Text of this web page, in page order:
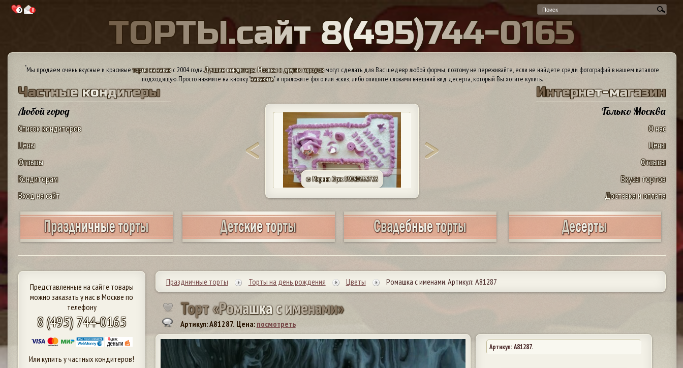
0 0
ТОРТЫ.сайт 8(495)744-0165
*Мы продаем очень вкусные и красивыеторты на заказс 2004 года.Лучшие кондитеры Москвы и других городовмогут сделать для Вас шедевр любой формы, поэтому не переживайте, если не найдете среди фотографий в нашем каталоге
подходящую. Просто нажмите на кнопку "заказать" и приложите фото или эскиз, либо опишите словами внешний вид десерта, который Вы хотите купить.
Частные кондитеры
Любой город
Список кондитеров
Цены
Отзывы
Кондитерам
Вход на сайт
Интернет-магазин
Только Москва
О нас
Цены
Отзывы
Вкусы тортов
Доставка и оплата
© Марина. Орск 89020352723
Представленные на сайте товары
можно заказать у нас в Москве по
телефону
8 (495) 744-0165
Или купить у частных кондитеров!
Праздничные торты Торты на день рождения Цветы Ромашка с именами. Артикул: А81287
Торт«Ромашкасименами»
Артикул: A81287. Цена: посмотреть
Артикул: A81287.